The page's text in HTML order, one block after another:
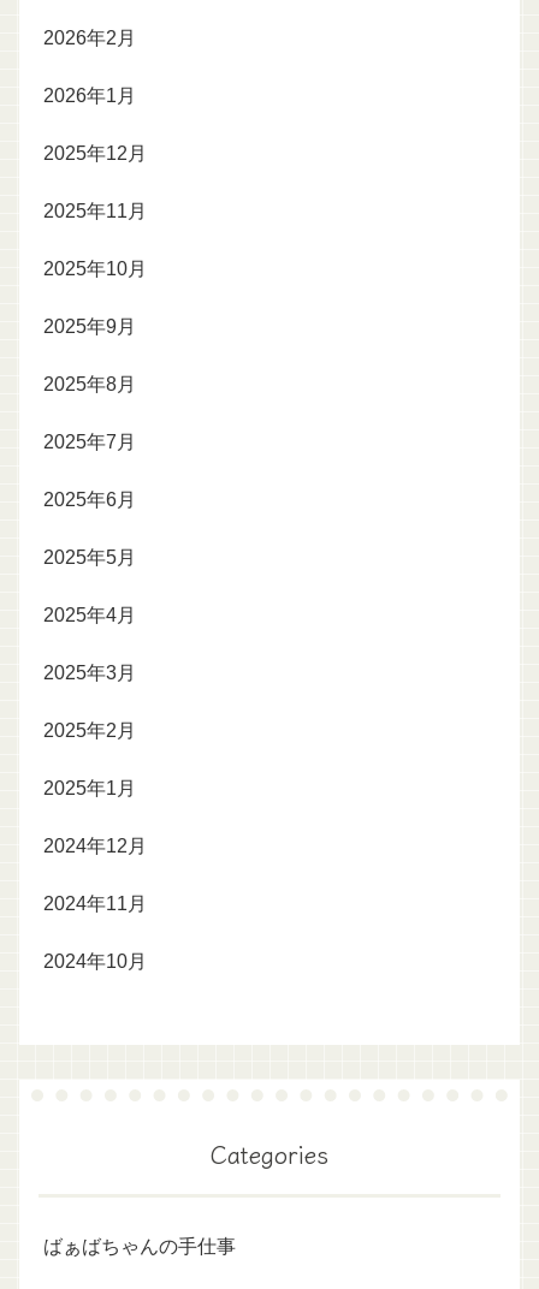
2026年2月
2026年1月
2025年12月
2025年11月
2025年10月
2025年9月
2025年8月
2025年7月
2025年6月
2025年5月
2025年4月
2025年3月
2025年2月
2025年1月
2024年12月
2024年11月
2024年10月
Categories
ばぁばちゃんの手仕事